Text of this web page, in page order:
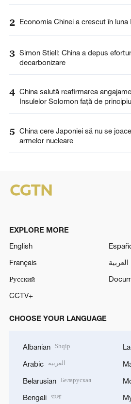
2 Economia Chinei a crescut în luna
3 Simon Stiell: China a depus
decarbonizare
4 China salută reafirmarea
Insulelor Solomon față de
5 China cere Japoniei să nu se
armelor nucleare
EXPLORE MORE
English
Français
العربية
Русский
CCTV+
CHOOSE YOUR LANGUAGE
Albanian Shqip
Arabic العربية
Belarusian Беларуская
Bengali বাংলা